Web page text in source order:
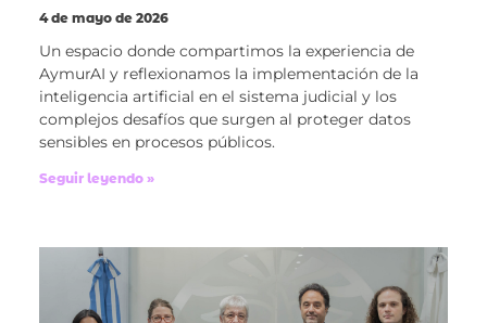
4 de mayo de 2026
Un espacio donde compartimos la experiencia de
AymurAI y reflexionamos la implementación de la
inteligencia artificial en el sistema judicial y los
complejos desafíos que surgen al proteger datos
sensibles en procesos públicos.
Seguir leyendo »